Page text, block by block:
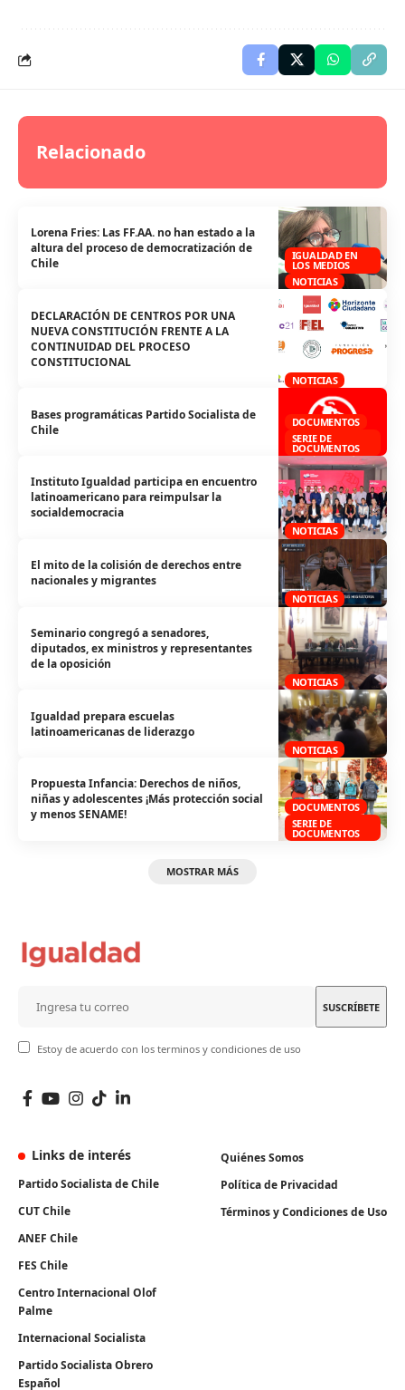
Relacionado
IGUALDAD EN
LOS MEDIOS
NOTICIAS
Lorena Fries: Las FF.AA. no han estado a la
altura del proceso de democratización de
Chile
NOTICIAS
DECLARACIÓN DE CENTROS POR UNA
NUEVA CONSTITUCIÓN FRENTE A LA
CONTINUIDAD DEL PROCESO
CONSTITUCIONAL
DOCUMENTOS
SERIE DE
DOCUMENTOS
Bases programáticas Partido Socialista de
Chile
NOTICIAS
Instituto Igualdad participa en encuentro
latinoamericano para reimpulsar la
socialdemocracia
NOTICIAS
El mito de la colisión de derechos entre
nacionales y migrantes
NOTICIAS
Seminario congregó a senadores,
diputados, ex ministros y representantes
de la oposición
NOTICIAS
Igualdad prepara escuelas
latinoamericanas de liderazgo
DOCUMENTOS
SERIE DE
DOCUMENTOS
Propuesta Infancia: Derechos de niños,
niñas y adolescentes ¡Más protección social
y menos SENAME!
MOSTRAR MÁS
Estoy de acuerdo con los terminos y condiciones de uso
Links de interés
Partido Socialista de Chile
CUT Chile
ANEF Chile
FES Chile
Centro Internacional Olof
Palme
Internacional Socialista
Partido Socialista Obrero
Español
Quiénes Somos
Política de Privacidad
Términos y Condiciones de Uso